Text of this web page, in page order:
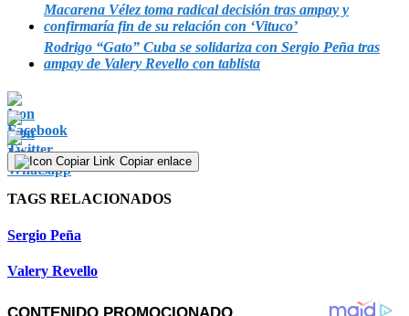
Macarena Vélez toma radical decisión tras ampay y
confirmaría fin de su relación con ‘Vituco’
Rodrigo “Gato” Cuba se solidariza con Sergio Peña tras
ampay de Valery Revello con tablista
Copiar enlace
TAGS RELACIONADOS
Sergio Peña
Valery Revello